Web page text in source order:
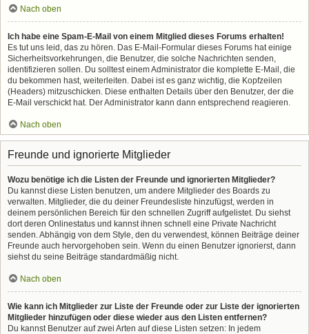
Nach oben
Ich habe eine Spam-E-Mail von einem Mitglied dieses Forums erhalten!
Es tut uns leid, das zu hören. Das E-Mail-Formular dieses Forums hat einige
Sicherheitsvorkehrungen, die Benutzer, die solche Nachrichten senden,
identifizieren sollen. Du solltest einem Administrator die komplette E-Mail, die
du bekommen hast, weiterleiten. Dabei ist es ganz wichtig, die Kopfzeilen
(Headers) mitzuschicken. Diese enthalten Details über den Benutzer, der die
E-Mail verschickt hat. Der Administrator kann dann entsprechend reagieren.
Nach oben
Freunde und ignorierte Mitglieder
Wozu benötige ich die Listen der Freunde und ignorierten Mitglieder?
Du kannst diese Listen benutzen, um andere Mitglieder des Boards zu
verwalten. Mitglieder, die du deiner Freundesliste hinzufügst, werden in
deinem persönlichen Bereich für den schnellen Zugriff aufgelistet. Du siehst
dort deren Onlinestatus und kannst ihnen schnell eine Private Nachricht
senden. Abhängig von dem Style, den du verwendest, können Beiträge deiner
Freunde auch hervorgehoben sein. Wenn du einen Benutzer ignorierst, dann
siehst du seine Beiträge standardmäßig nicht.
Nach oben
Wie kann ich Mitglieder zur Liste der Freunde oder zur Liste der ignorierten
Mitglieder hinzufügen oder diese wieder aus den Listen entfernen?
Du kannst Benutzer auf zwei Arten auf diese Listen setzen: In jedem